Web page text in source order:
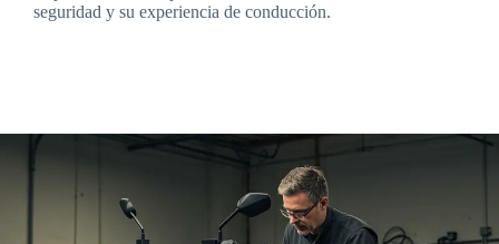
seguridad y su experiencia de conducción.